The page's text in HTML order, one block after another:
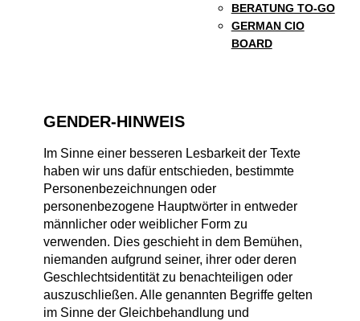
BERATUNG TO-GO
GERMAN CIO
BOARD
GENDER-HINWEIS
Im Sinne einer besseren Lesbarkeit der Texte
haben wir uns dafür entschieden, bestimmte
Personenbezeichnungen oder
personenbezogene Hauptwörter in entweder
männlicher oder weiblicher Form zu
verwenden. Dies geschieht in dem Bemühen,
niemanden aufgrund seiner, ihrer oder deren
Geschlechtsidentität zu benachteiligen oder
auszuschließen. Alle genannten Begriffe gelten
im Sinne der Gleichbehandlung und